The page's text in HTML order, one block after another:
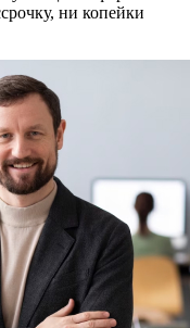
ни копейки